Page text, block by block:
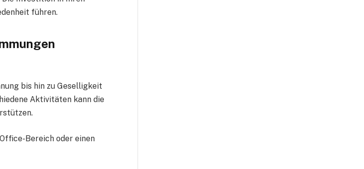
führen.
bis hin zu Geselligkeit
Aktivitäten kann die
Bereich oder einen